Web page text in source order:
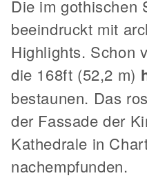
Die im gothischen
beeindruckt mit
Highlights. Schon
die 168ft (52,2 m)
bestaunen. Das
der Fassade der
Kathedrale in
nachempfunden.